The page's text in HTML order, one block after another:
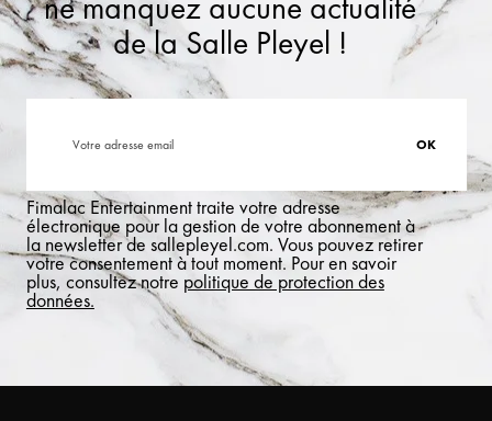
de la Salle Pleyel !
Fimalac Entertainment traite votre adresse
électronique pour la gestion de votre abonnement à
la newsletter de sallepleyel.com. Vous pouvez retirer
votre consentement à tout moment. Pour en savoir
plus, consultez notre politique de protection des
données.